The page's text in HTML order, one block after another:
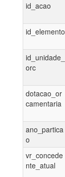
id_acao
id_elemento
id_unidade_
orc
dotacao_or
camentaria
ano_partica
o
vr_concede
nte_atual